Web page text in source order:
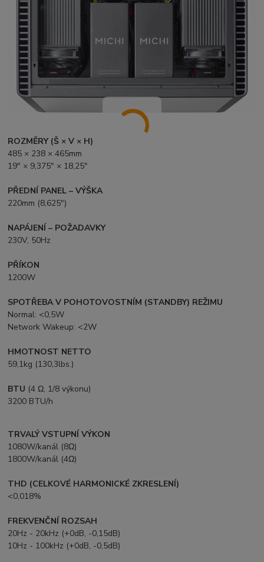
ROZMĚRY (Š × V × H)
485 × 238 × 465mm
19" × 9,375" × 18,25"
PŘEDNÍ PANEL – VÝŠKA
220mm (8,625")
NAPÁJENÍ – POŽADAVKY
230V, 50Hz
PŘÍKON
1200W
SPOTŘEBA V POHOTOVOSTNÍM (STANDBY) REŽIMU
Normal: <0,5W
Network Wakeup: <2W
HMOTNOST NETTO
59,1kg (130,3lbs.)
BTU (4 Ω, 1/8 výkonu)
3200 BTU/h
TRVALÝ VSTUPNÍ VÝKON
1080W/kanál (8Ω)
1800W/kanál (4Ω)
THD (CELKOVÉ HARMONICKÉ ZKRESLENÍ)
<0,018%
FREKVENČNÍ ROZSAH
20Hz - 20kHz (+0dB, -0,15dB)
10Hz - 100kHz (+0dB, -0,5dB)